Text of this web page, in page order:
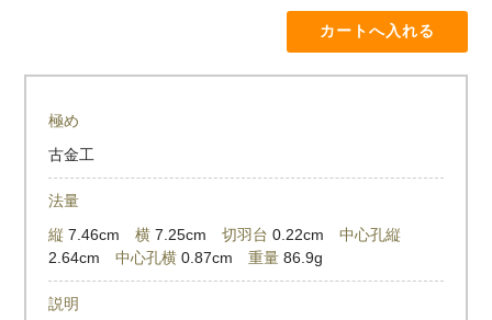
極め
古金工
法量
縦 7.46cm横 7.25cm切羽台 0.22cm中心孔縦
2.64cm中心孔横 0.87cm重量 86.9g
説明